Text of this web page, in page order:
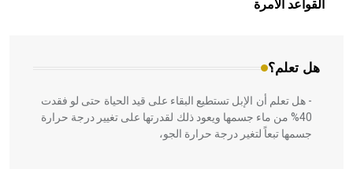
القواعد الآمرة
هل تعلم؟
المعمار على بناء مداميكه وخاصة في الواجهات
- هل تعلم أن الإبل تستطيع البقاء على قيد الحياة حتى لو فقدت
40% من ماء جسمها ويعود ذلك لقدرتها على تغيير درجة حرارة
جسمها تبعاً لتغير درجة حرارة الجو،